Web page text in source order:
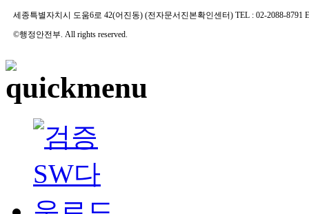
세종특별자치시 도움6로 42(어진동) (전자문서진본확인센터) TEL : 02-2088-8791
©행정안전부. All rights reserved.